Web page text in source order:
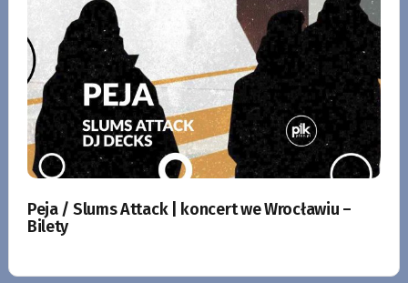
Peja / Slums Attack | koncert we Wrocławiu –
Bilety